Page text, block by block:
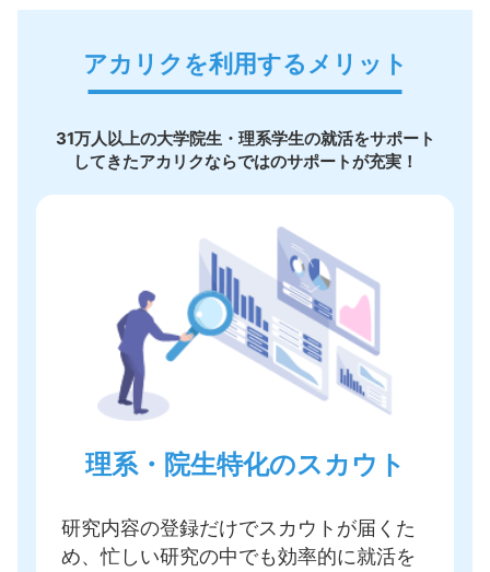
アカリクを利用するメリット
31万人以上の大学院生・理系学生の就活をサポート
してきたアカリクならではのサポートが充実！
理系・院生特化のスカウト
研究内容の登録だけでスカウトが届く た
め、忙しい研究の中でも効率的に就活を